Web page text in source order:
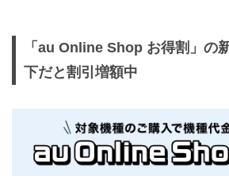
「au Online Shop お得割」の
下だと割引増額中